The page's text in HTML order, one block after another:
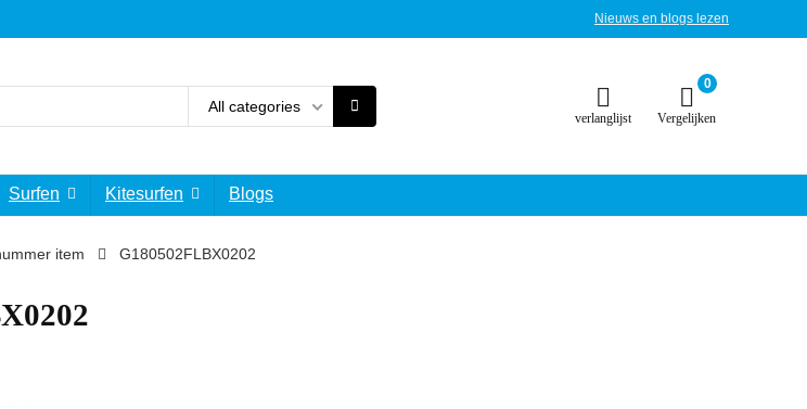
Nieuws en blogs lezen
All categories
verlanglijst
0
Vergelijken
Surfen Kitesurfen Blogs
item ‎G180502FLBX0202